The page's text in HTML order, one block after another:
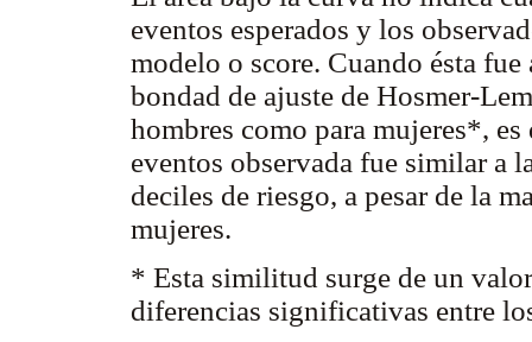
eventos esperados y los
modelo o score. Cuando ésta
bondad de ajuste de Hosmer-
hombres como para mujeres*,
eventos observada fue similar a
deciles de riesgo, a pesar de la
mujeres.
* Esta similitud surge de un
diferencias significativas entre